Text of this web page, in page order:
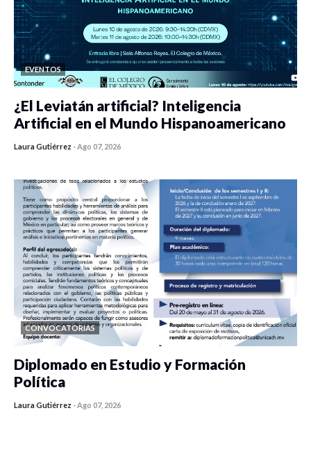
EVENTOS
¿El Leviatán artificial? Inteligencia
Artificial en el Mundo Hispanoamericano
Laura Gutiérrez -Ago 07, 2026
CONVOCATORIAS
Diplomado en Estudio y Formación
Política
Laura Gutiérrez -Ago 07, 2026